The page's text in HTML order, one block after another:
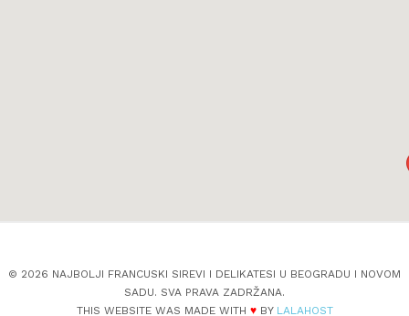
© 2026 NAJBOLJI FRANCUSKI SIREVI I DELIKATESI U BEOGRADU I NOVOM
SADU. SVA PRAVA ZADRŽANA.
THIS WEBSITE WAS MADE WITH ♥BY LALAHOST